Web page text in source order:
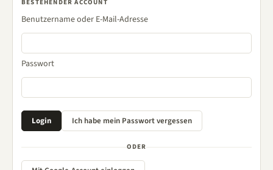
BESTEHENDER ACCOUNT
Benutzername oder E-Mail-Adresse
Passwort
ODER